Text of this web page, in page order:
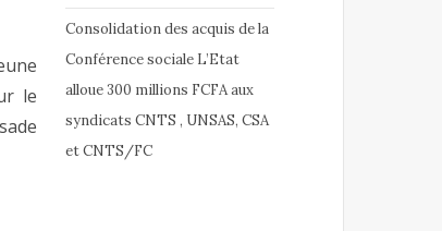
Consolidation des acquis de la
Conférence sociale L’Etat
alloue 300 millions FCFA aux
syndicats CNTS , UNSAS, CSA
et CNTS/FC
le